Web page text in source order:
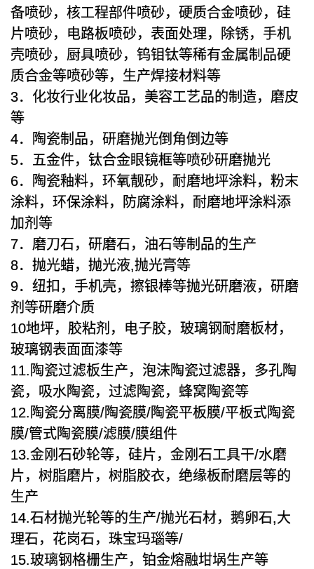
备喷砂，核工程部件喷砂，硬质合金喷砂，硅
片喷砂，电路板喷砂，表面处理，除锈，手机
壳喷砂，厨具喷砂，钨钼钛等稀有金属制品硬
质合金等喷砂等，生产焊接材料等
3．化妆行业化妆品，美容工艺品的制造，磨皮
等
4．陶瓷制品，研磨抛光倒角倒边等
5．五金件，钛合金眼镜框等喷砂研磨抛光
6．陶瓷釉料，环氧靓砂，耐磨地坪涂料，粉末
涂料，环保涂料，防腐涂料，耐磨地坪涂料添
加剂等
7．磨刀石，研磨石，油石等制品的生产
8．抛光蜡，抛光液,抛光膏等
9．纽扣，手机壳，擦银棒等抛光研磨液，研磨
剂等研磨介质
10地坪，胶粘剂，电子胶，玻璃钢耐磨板材，
玻璃钢表面面漆等
11.陶瓷过滤板生产，泡沫陶瓷过滤器，多孔陶
瓷，吸水陶瓷，过滤陶瓷，蜂窝陶瓷等
12.陶瓷分离膜/陶瓷膜/陶瓷平板膜/平板式陶瓷
膜/管式陶瓷膜/滤膜/膜组件
13.金刚石砂轮等，硅片，金刚石工具干/水磨
片，树脂磨片，树脂胶衣，绝缘板耐磨层等的
生产
14.石材抛光轮等的生产/抛光石材，鹅卵石,大
理石，花岗石，珠宝玛瑙等/
15.玻璃钢格栅生产，铂金熔融坩埚生产等